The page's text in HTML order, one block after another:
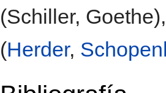
(Schiller,
(Herder,